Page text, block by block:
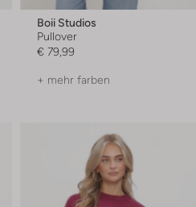
Boii Studios
Pullover
€ 79,99
+ mehr farben